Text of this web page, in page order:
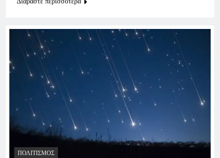
ΠΟΛΙΤΙΣΜΌΣ